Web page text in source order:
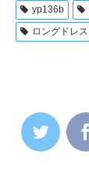
yp136b
ロングドレス